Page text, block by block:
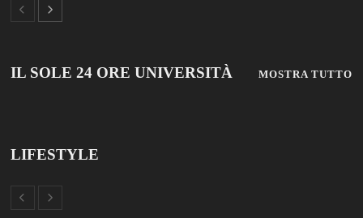
IL SOLE 24 ORE UNIVERSITÀ MOSTRA TUTTO
LIFESTYLE